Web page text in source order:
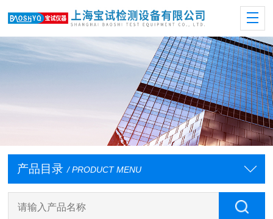
产品目录 / PRODUCT MENU